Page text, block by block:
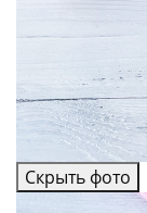
Скрыть фото